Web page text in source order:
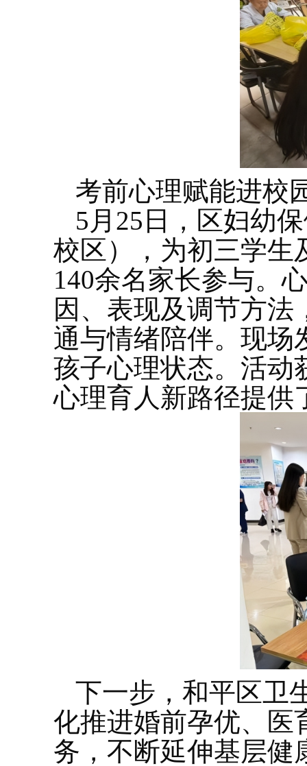
考前心理赋能进校
5月25日，区妇幼
校区），为初三学生
140余名家长参与。
因、表现及调节方
通与情绪陪伴。现场
孩子心理状态。活动
心理育人新路径提供
下一步，和平区卫
化推进婚前孕优、医
务，不断延伸基层健